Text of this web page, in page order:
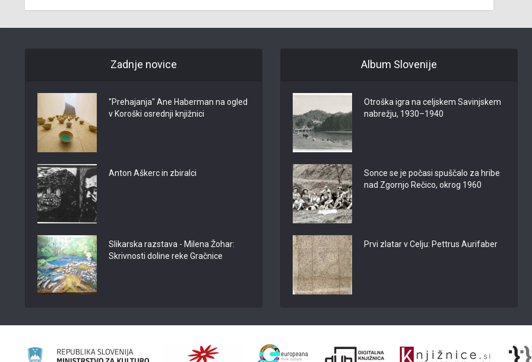
Zadnje novice
"Prehajanja" Ane Haberman na ogled
v Koroški osrednji knjižnici
Anton Aškerc in zbiralci
Slikarska razstava - Milena Žohar:
Skrivnosti doline reke Gračnice
Album Slovenije
Otroška igra na celjskem Savinjskem
nabrežju, 1930–1940
Sonce se je počasi spuščalo za hribe
nad Zgornjo Rečico, okrog 1960
Prvi zlatar v Celju: Pettrus Aurifaber